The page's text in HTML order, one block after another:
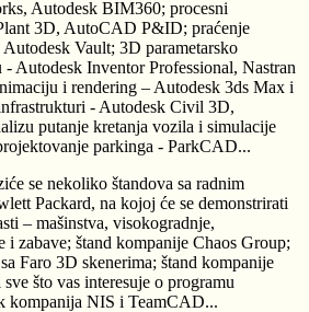
Autodesk BIM360; procesni
3D, AutoCAD P&ID; praćenje
Vault; 3D parametarsko
Autodesk Inventor Professional, Nastran
i rendering – Autodesk 3ds Max i
- Autodesk Civil 3D,
putanje kretanja vozila i simulacije
parkinga - ParkCAD...
se nekoliko štandova sa radnim
Packard, na kojoj će se demonstrirati
– mašinstva, visokogradnje,
i zabave; štand kompanije Chaos Group;
Faro 3D skenerima; štand kompanije
što vas interesuje o programu
kompanija NIS i TeamCAD...